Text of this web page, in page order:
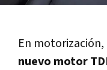
En
nuevo motor